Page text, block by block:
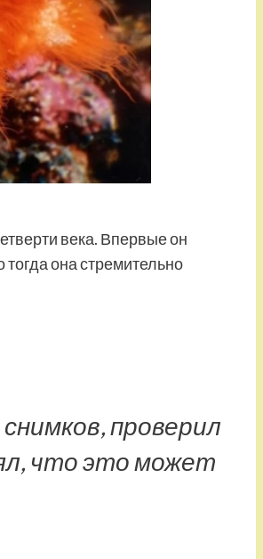
века. Впервые он
она стремительно
проверил
что это может